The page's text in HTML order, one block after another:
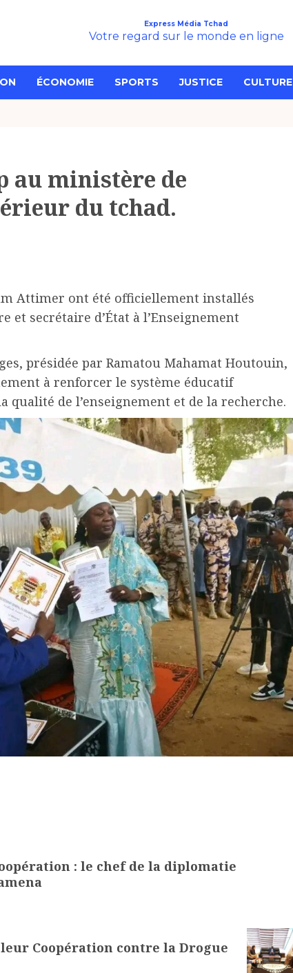
Express Média Tchad
Votre regard sur le monde en ligne
ÉCONOMIE SPORTS JUSTICE CULTURE
au ministère de
du tchad.
Attimer ont été officiellement installés
secrétaire d’État à l’Enseignement
présidée par Ramatou Mahamat Houtouin,
à renforcer le système éducatif
de l’enseignement et de la recherche.
: le chef de la diplomatie
leur Coopération contre la Drogue